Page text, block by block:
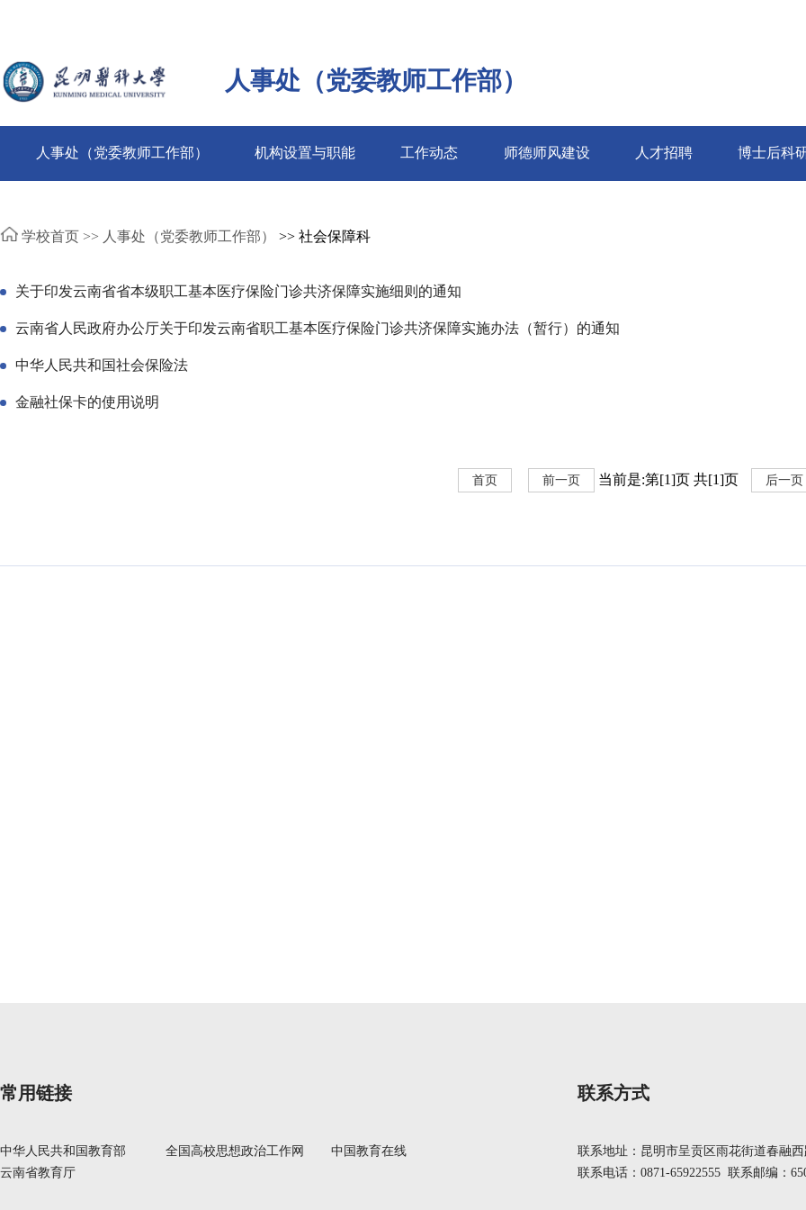
人事处（党委教师工作部）
人事处（党委教师工作部） 机构设置与职能 工作动态 师德师风建设 人才招聘 博士后科
学校首页 >> 人事处（党委教师工作部） >> 社会保障科
关于印发云南省省本级职工基本医疗保险门诊共济保障实施细则的通知
云南省人民政府办公厅关于印发云南省职工基本医疗保险门诊共济保障实施办法（暂行）的通知
中华人民共和国社会保险法
金融社保卡的使用说明
首页 前一页 当前是:第[1]页 共[1]页 后一页
常用链接
中华人民共和国教育部 全国高校思想政治工作网
中国教育在线
云南省教育厅
联系方式
联系地址：昆明市呈贡区雨花街道春融西
联系电话：0871-65922555 联系邮编：